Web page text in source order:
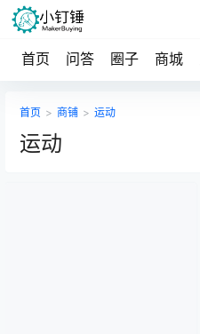
首页 问答 圈子 商城
首页 > 商铺 > 运动
运动